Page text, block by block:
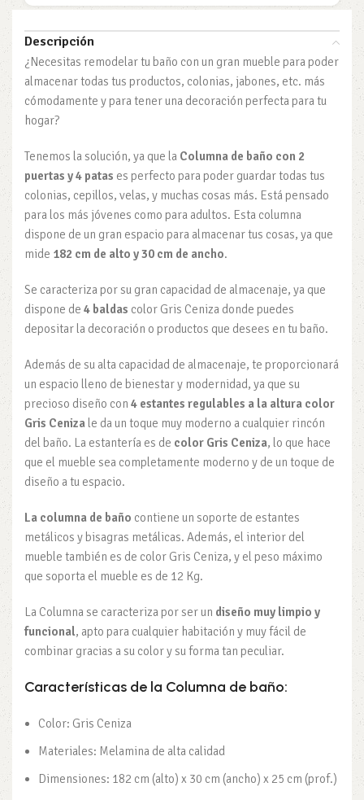
Descripción
¿Necesitas remodelar tu baño con un gran mueble para poder
almacenar todas tus productos, colonias, jabones, etc. más
cómodamente y para tener una decoración perfecta para tu
hogar?
Tenemos la solución, ya que la Columna de baño con 2
puertas y 4 patas es perfecto para poder guardar todas tus
colonias, cepillos, velas, y muchas cosas más. Está pensado
para los más jóvenes como para adultos. Esta columna
dispone de un gran espacio para almacenar tus cosas, ya que
mide 182 cm de alto y 30 cm de ancho.
Se caracteriza por su gran capacidad de almacenaje, ya que
dispone de 4 baldas color Gris Ceniza donde puedes
depositar la decoración o productos que desees en tu baño.
Además de su alta capacidad de almacenaje, te proporcionará
un espacio lleno de bienestar y modernidad, ya que su
precioso diseño con 4 estantes regulables a la altura color
Gris Ceniza le da un toque muy moderno a cualquier rincón
del baño. La estantería es de color Gris Ceniza, lo que hace
que el mueble sea completamente moderno y de un toque de
diseño a tu espacio.
La columna de baño contiene un soporte de estantes
metálicos y bisagras metálicas. Además, el interior del
mueble también es de color Gris Ceniza, y el peso máximo
que soporta el mueble es de 12 Kg.
La Columna se caracteriza por ser un diseño muy limpio y
funcional, apto para cualquier habitación y muy fácil de
combinar gracias a su color y su forma tan peculiar.
Características de la Columna de baño:
Color: Gris Ceniza
Materiales: Melamina de alta calidad
Dimensiones: 182 cm (alto) x 30 cm (ancho) x 25 cm (prof.)